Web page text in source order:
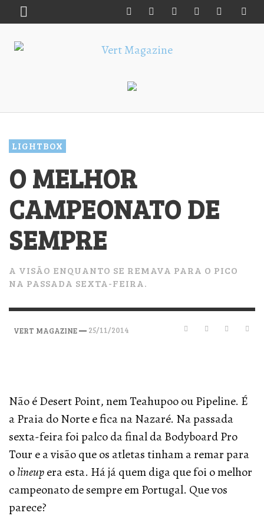
LIGHTBOX
O MELHOR
CAMPEONATO DE
SEMPRE
A VISÃO ENQUANTO SE REMAVA PARA O PICO
NA PASSADA SEXTA-FEIRA.
VERT MAGAZINE— 25/11/2014
Não é Desert Point, nem Teahupoo ou Pipeline. É
a Praia do Norte e fica na Nazaré. Na passada
sexta-feira foi palco da final da Bodyboard Pro
Tour e a visão que os atletas tinham a remar para
olineupera esta. Há já quem diga que foi o melhor
campeonato de sempre em Portugal. Que vos
parece?